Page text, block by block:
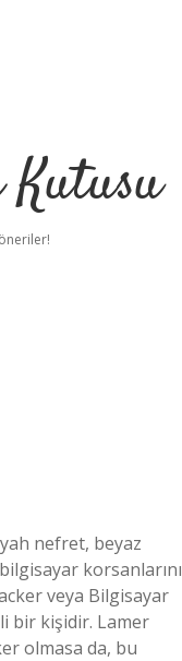
nefret, beyaz
korsanlarını
veya Bilgisayar
bir kişidir. Lamer
olmasa da, bu